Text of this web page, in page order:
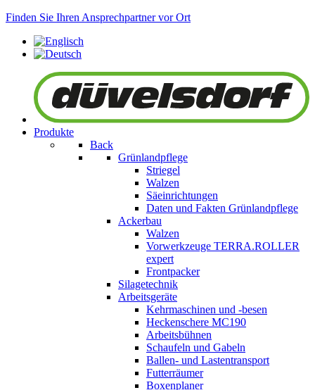
Finden Sie Ihren Ansprechpartner vor Ort
Produkte
Back
Grünlandpflege
Striegel
Walzen
Säeinrichtungen
Daten und Fakten Grünlandpflege
Ackerbau
Walzen
Vorwerkzeuge TERRA.ROLLER
expert
Frontpacker
Silagetechnik
Arbeitsgeräte
Kehrmaschinen und -besen
Heckenschere MC190
Arbeitsbühnen
Schaufeln und Gabeln
Ballen- und Lastentransport
Futterräumer
Boxenplaner